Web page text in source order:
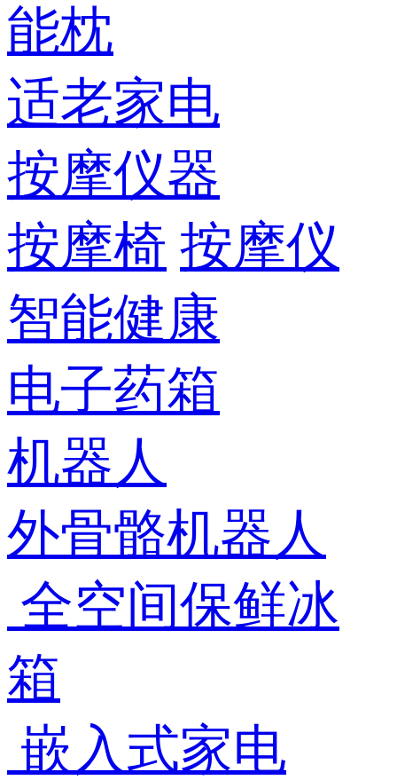
能枕
适老家电
按摩仪器
按摩椅 按摩仪
智能健康
电子药箱
机器人
外骨骼机器人
全空间保鲜冰
箱
嵌入式家电